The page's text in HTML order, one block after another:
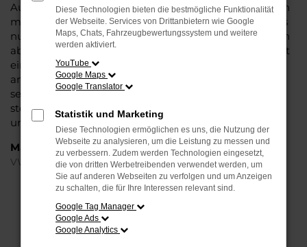
Autohändler den Kauf zu günstigeren Preisen möglich
machen. Seitens der Automobilhersteller werden stets
nur enge Korridore für die Preissetzung bei Neuwagen
abgesteckt. Eine VW Passat Variant Tageszulassung ist
ein echter Neuwagen, der für einen Tag in Köln oder
anderswo zugelassen wurde. Dabei versteht sich von
selbst, dass der Kilometerstand bei Null komma Null
steht und Sie nach dem Kauf die erste Fahrt
unternehmen können.
Marken
VW
FEHLER: NETWORK ERROR
Beim Laden ist ein Fehler aufgetreten.
Diese Technologien bieten die bestmögliche Funktionalität
der Webseite. Services von Drittanbietern wie Google
Maps, Chats, Fahrzeugbewertungssystem und weitere
werden aktiviert.
YouTube
Google Maps
Google Translator
Statistik und Marketing
Diese Technologien ermöglichen es uns, die Nutzung der
Webseite zu analysieren, um die Leistung zu messen und
zu verbessern. Zudem werden Technologien eingesetzt,
die von dritten Werbetreibenden verwendet werden, um
Sie auf anderen Webseiten zu verfolgen und um Anzeigen
zu schalten, die für Ihre Interessen relevant sind.
Google Tag Manager
Google Ads
Google Analytics